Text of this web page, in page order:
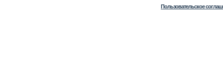
Пользовательское